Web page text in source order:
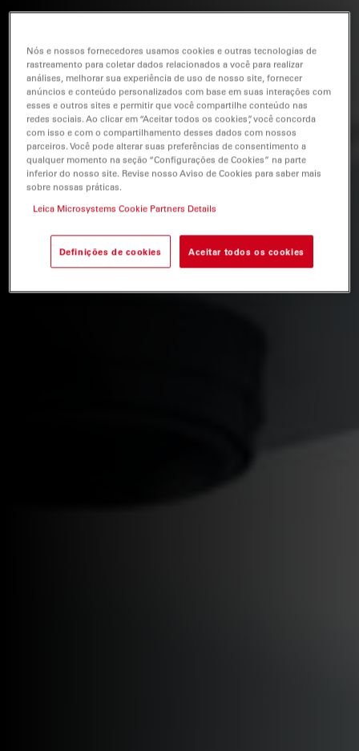
Nós e nossos fornecedores usamos cookies e outras tecnologias de
rastreamento para coletar dados relacionados a você para realizar
análises, melhorar sua experiência de uso de nosso site, fornecer
anúncios e conteúdo personalizados com base em suas interações com
esses e outros sites e permitir que você compartilhe conteúdo nas
redes sociais. Ao clicar em “Aceitar todos os cookies”, você concorda
com isso e com o compartilhamento desses dados com nossos
parceiros. Você pode alterar suas preferências de consentimento a
qualquer momento na seção “Configurações de Cookies” na parte
inferior do nosso site. Revise nosso Aviso de Cookies para saber mais
sobre nossas práticas.
Leica Microsystems Cookie Partners Details
Definições de cookies Aceitar todos os cookies